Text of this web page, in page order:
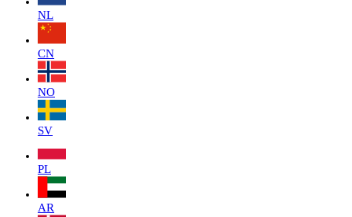
NL
CN
NO
SV
PL
AR